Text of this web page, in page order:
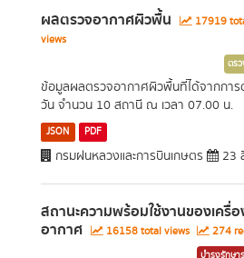
ผลตรวจอากาศผิวพื้น 17919
views
ตรว
ข้อมูลผลตรวจอากาศผิวพื้นที่ได้จากกา
วัน จำนวน 10 สถานี ณ เวลา 07.00 น.
JSON PDF
กรมฝนหลวงและการบินเกษตร 23
สถานะความพร้อมใช้งานของเครื่
อากาศ 16158 total views 274
บำรุงรักษา